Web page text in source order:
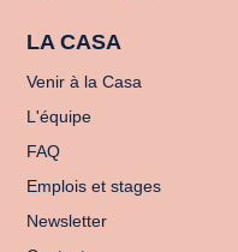
LA CASA
Venir à la Casa
L'équipe
FAQ
Emplois et stages
Newsletter